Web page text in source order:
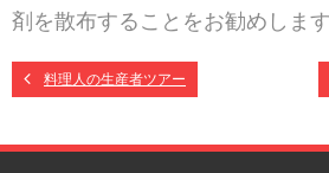
剤を散布することをお勧めします
料理人の生産者ツアー